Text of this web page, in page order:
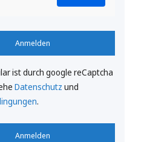
Anmelden
ist durch google reCaptcha
Datenschutz und
.
Anmelden